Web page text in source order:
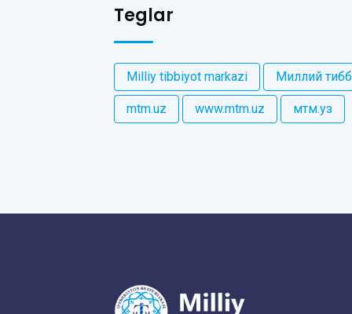
Teglar
Milliy tibbiyot markazi Миллий
mtm.uz www.mtm.uz мтм.уз